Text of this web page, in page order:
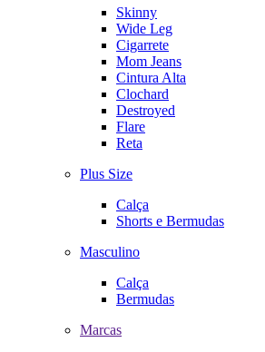
Skinny
Wide Leg
Cigarrete
Mom Jeans
Cintura Alta
Clochard
Destroyed
Flare
Reta
Plus Size
Calça
Shorts e Bermudas
Masculino
Calça
Bermudas
Marcas